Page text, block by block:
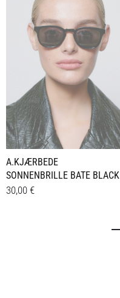
A.KJÆRBEDE
SONNENBRILLE BATE BLACK
30,00 €